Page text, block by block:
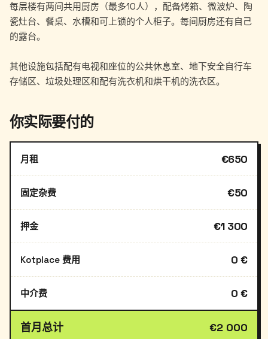
每层楼有两间共用厨房（最多10人），配备烤箱、微波炉、陶
瓷灶台、餐桌、水槽和可上锁的个人柜子。每间厨房还有自己
的露台。
其他设施包括配有电视和座位的公共休息室、地下安全自行车
你实际要付的
月租 €650
固定杂费 €50
押金 €1 300
Kotplace 费用 0 €
中介费 0 €
首月总计 €2 000